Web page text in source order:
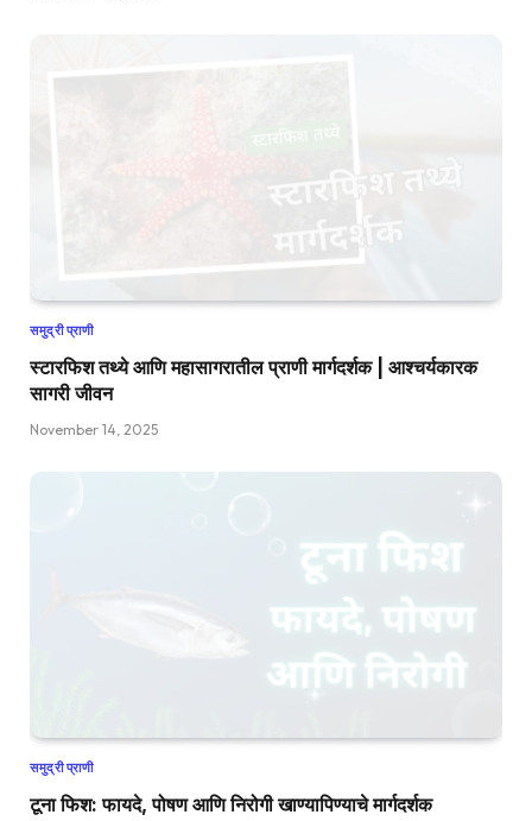
समुद्री प्राणी
स्टारफिश तथ्ये आणि महासागरातील प्राणी मार्गदर्शक | आश्चर्यकारक
सागरी जीवन
November 14, 2025
समुद्री प्राणी
टूना फिश: फायदे, पोषण आणि निरोगी खाण्यापिण्याचे मार्गदर्शक